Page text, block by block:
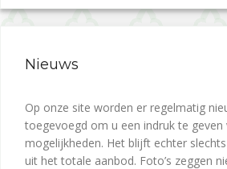
Nieuws
Op onze site worden er regelmatig
toegevoegd om u een indruk te geven
mogelijkheden. Het blijft echter
uit het totale aanbod. Foto’s zeggen